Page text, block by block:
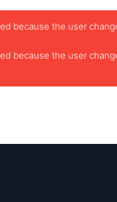
because the user
because the user